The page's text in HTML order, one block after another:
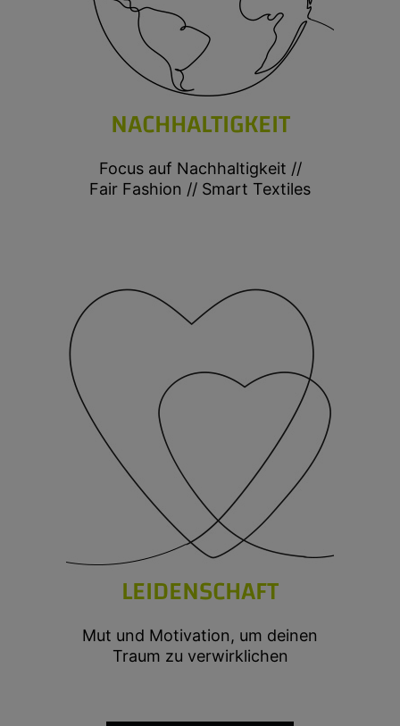
NACHHALTIGKEIT
Focus auf Nachhaltigkeit //
Fair Fashion // Smart Textiles
LEIDENSCHAFT
Mut und Motivation, um deinen
Traum zu verwirklichen